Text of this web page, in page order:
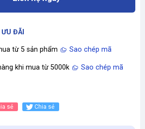
ĐÃI
từ 5 sản phẩm Sao chép mã
khi mua từ 5000k Sao chép mã
sẻ Chia sẻ